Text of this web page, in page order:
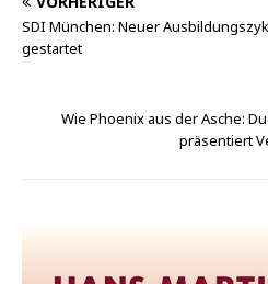
SDI München: Neuer
gestartet
Wie Phoenix aus der Asche:
präsentiert